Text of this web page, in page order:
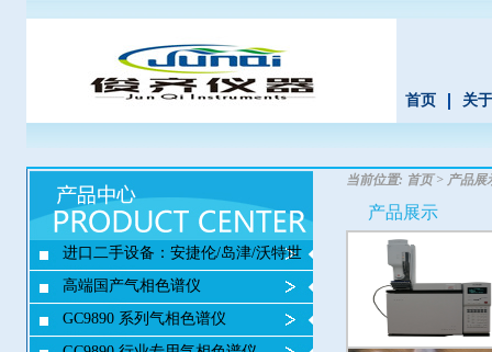
首页 关
进口二手设备：安捷伦/岛津/沃特世
高端国产气相色谱仪
GC9890 系列气相色谱仪
当前位置: 首页> 产品展
产品展示